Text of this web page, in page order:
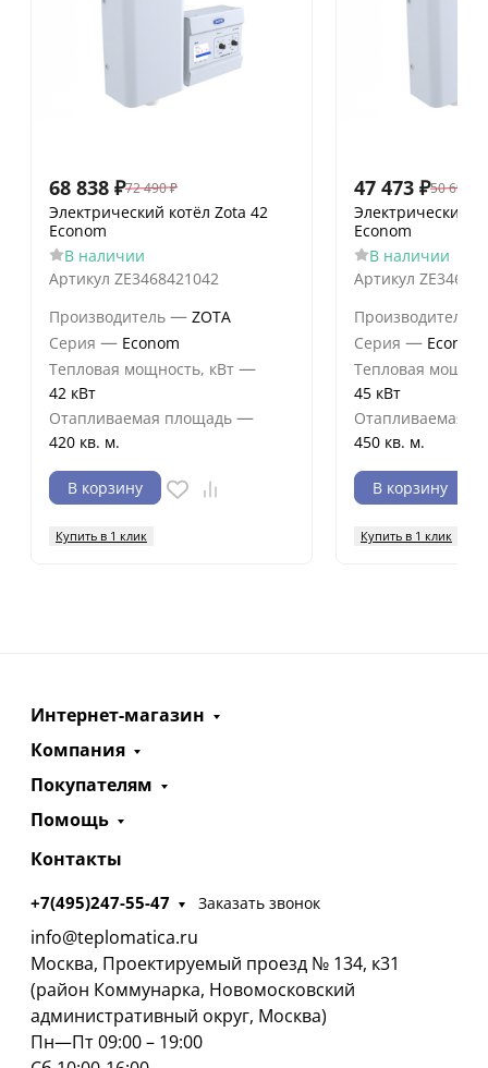
68 838 ₽72 490 ₽
Электрический котёл Zota 42
Econom
В наличии
Артикул ZE3468421042
Производитель — ZOTA
Серия — Econom
Тепловая мощность, кВт —
42 кВт
Отапливаемая площадь —
420 кв. м.
В корзину
Купить в 1 клик
47 473 ₽50 699
Электрический
Econom
В наличии
Артикул
Производитель
Серия — Econom
Тепловая
45 кВт
Отапливаемая
450 кв. м.
В корзину
Купить в 1 клик
Интернет-магазин
Компания
Покупателям
Помощь
Контакты
+7(495)247-55-47 Заказать звонок
info@teplomatica.ru
Москва, Проектируемый проезд № 134, к31
(район Коммунарка, Новомосковский
административный округ, Москва)
Пн—Пт 09:00 – 19:00